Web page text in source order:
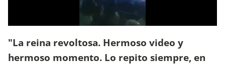
"La reina revoltosa. Hermoso video y
hermoso momento. Lo repito siempre, en